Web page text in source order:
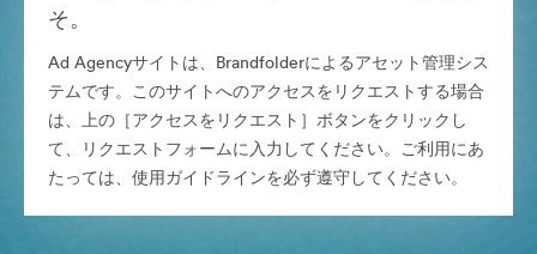
そ。
Ad Agencyサイトは、Brandfolderによるアセット管理シス
テムです。このサイトへのアクセスをリクエストする場合
は、上の［アクセスをリクエスト］ボタンをクリックし
て、リクエストフォームに入力してください。ご利用にあ
たっては、使用ガイドラインを必ず遵守してください。